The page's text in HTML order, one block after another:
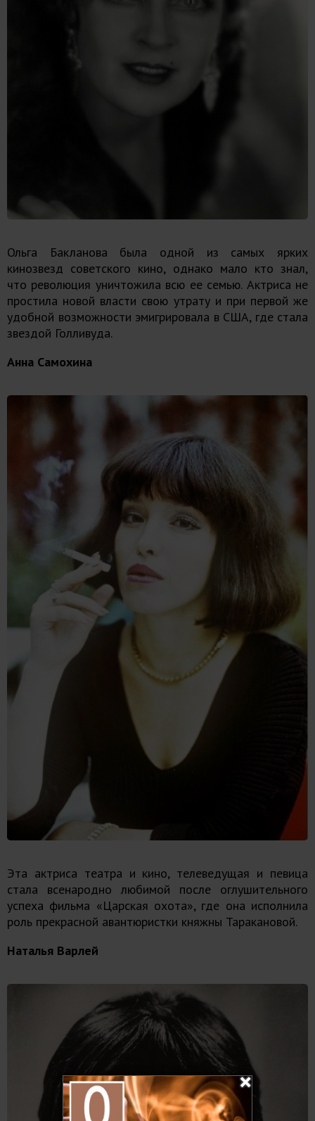
Ольга Бакланова была одной из самых ярких
кинозвезд советского кино, однако мало кто знал,
что революция уничтожила всю ее семью. Актриса не
простила новой власти свою утрату и при первой же
удобной возможности эмигрировала в США, где стала
звездой Голливуда.
Анна Самохина
Эта актриса театра и кино, телеведущая и певица
стала всенародно любимой после оглушительного
успеха фильма «Царская охота», где она исполнила
роль прекрасной авантюристки княжны Таракановой.
Наталья Варлей